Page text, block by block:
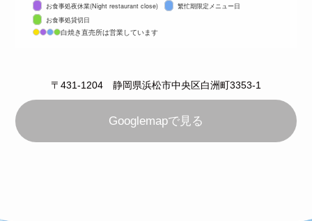
お食事処夜休業(Night restaurant close)
繁忙期限定メニュー日
お食事処貸切日
白焼き直売所は営業しています
〒431-1204 静岡県浜松市中央区白洲町3353-1
Googlemapで見る